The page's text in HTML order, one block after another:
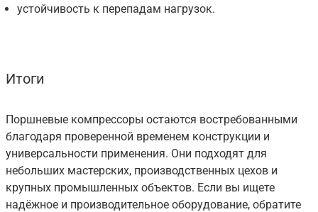
устойчивость к перепадам нагрузок.
Итоги
Поршневые компрессоры остаются востребованными
благодаря проверенной временем конструкции и
универсальности применения. Они подходят для
небольших мастерских, производственных цехов и
крупных промышленных объектов. Если вы ищете
надёжное и производительное оборудование, обратите